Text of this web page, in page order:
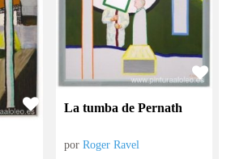
La tumba de Pernath
porRoger Ravel